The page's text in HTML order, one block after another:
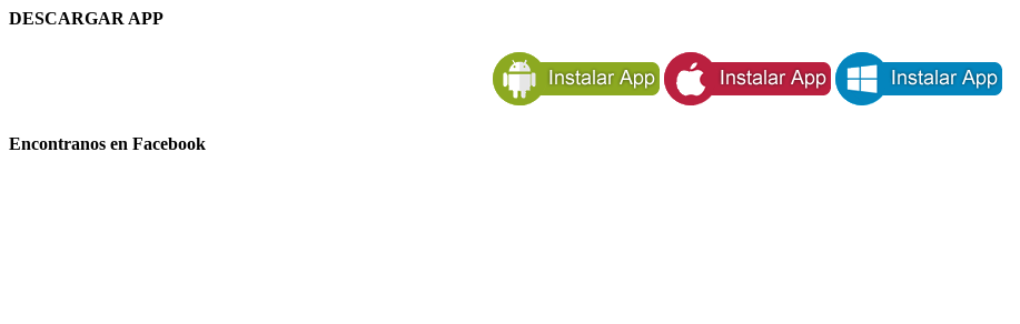
DESCARGAR APP
Encontranos en Facebook